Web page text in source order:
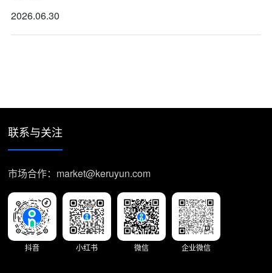
2026.06.30
联系与关注
市场合作：market@keruyun.com
抖音 小红书 微信 企业微信